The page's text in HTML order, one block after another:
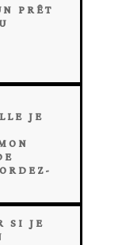
PRÊT
JE
SI JE